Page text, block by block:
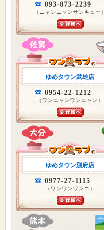
093-873-2239
（ニャンニャンサンキュー）
ゆめタウン武雄店
0954-22-1212
（ワンニャンワンニャン）
ゆめタウン別府店
0977-27-1115
（ワンワンワンコ）